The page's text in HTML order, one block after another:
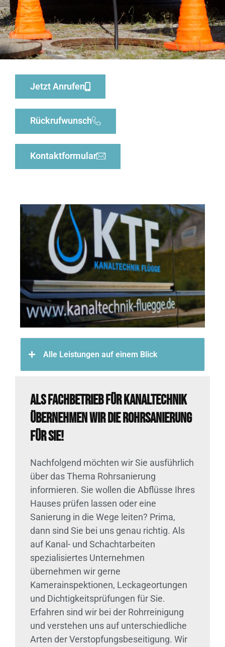
Jetzt Anrufen
Rückrufwunsch
Kontaktformular
Alle Leistungen auf einem Blick
Als Fachbetrieb für Kanaltechnik
übernehmen wir die Rohrsanierung
für Sie!
Nachfolgend möchten wir Sie ausführlich
über das Thema Rohrsanierung
informieren. Sie wollen die Abflüsse Ihres
Hauses prüfen lassen oder eine
Sanierung in die Wege leiten? Prima,
dann sind Sie bei uns genau richtig. Als
auf Kanal- und Schachtarbeiten
spezialisiertes Unternehmen
übernehmen wir gerne
Kamerainspektionen, Leckageortungen
und Dichtigkeitsprüfungen für Sie.
Erfahren sind wir bei der Rohrreinigung
und verstehen uns auf unterschiedliche
Arten der Verstopfungsbeseitigung. Wir